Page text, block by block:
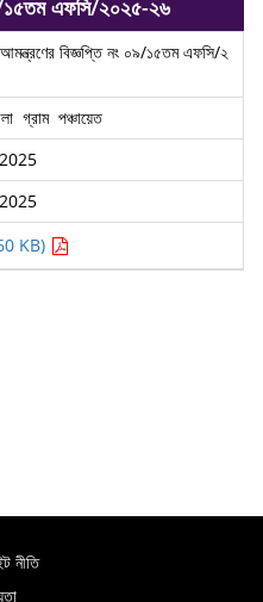
১৫তম এফসি/২০২৫-২৬
আমন্ত্রণের বিজ্ঞপ্তি নং ০৯/১৫তম এফসি/২
গ্রাম পঞ্চায়েত
KB)
নীতি